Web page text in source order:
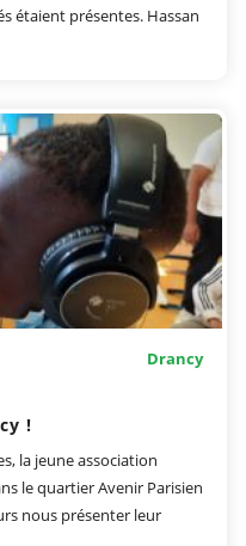
étaient présentes. Hassan
Drancy
!
la jeune association
le quartier Avenir Parisien
nous présenter leur